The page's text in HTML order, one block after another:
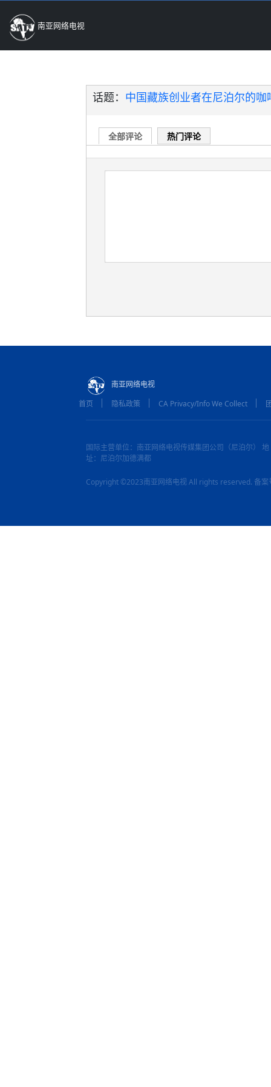
南亚网络电视
话题： 中国藏族创业者在尼泊尔的咖
全部评论 热门评论
南亚网络电视
首页
隐私政策 CA Privacy/Info We Collect
国际主营单位：南亚网络电视传媒集团公司（尼泊尔） 地
址：尼泊尔加德满都
Copyright ©2023南亚网络电视 All rights reserved. 备